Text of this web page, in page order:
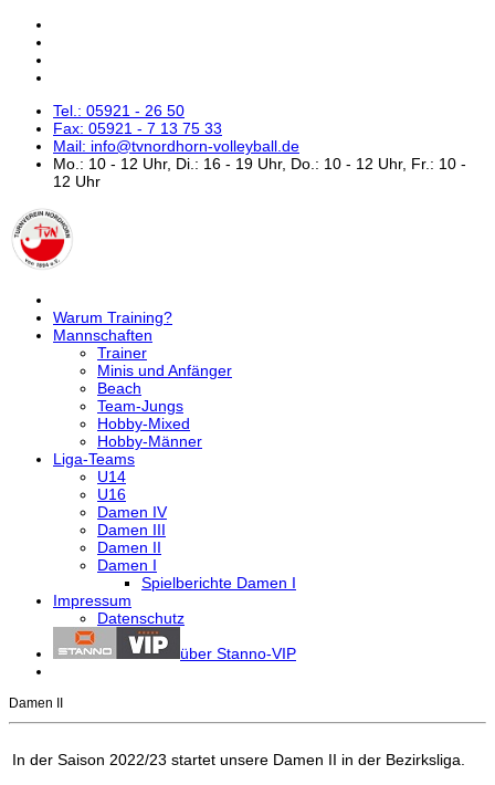
Tel.: 05921 - 26 50
Fax: 05921 - 7 13 75 33
Mail: info@tvnordhorn-volleyball.de
Mo.: 10 - 12 Uhr, Di.: 16 - 19 Uhr, Do.: 10 - 12 Uhr, Fr.: 10 -
12 Uhr
Warum Training?
Mannschaften
Trainer
Minis und Anfänger
Beach
Team-Jungs
Hobby-Mixed
Hobby-Männer
Liga-Teams
U14
U16
Damen IV
Damen III
Damen II
Damen I
Spielberichte Damen I
Impressum
Datenschutz
über Stanno-VIP
Damen II
In der Saison 2022/23 startet unsere Damen II in der Bezirksliga.